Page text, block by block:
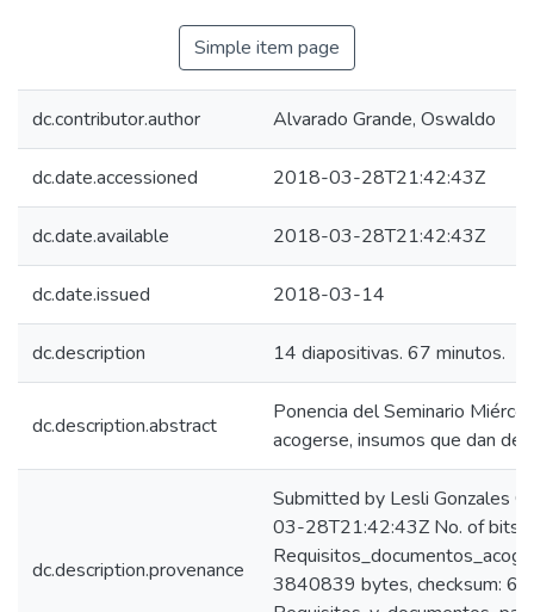
Simple item page
dc.contributor.author Alvarado Grande, Oswaldo
dc.date.accessioned 2018-03-28T21:42:43Z
dc.date.available 2018-03-28T21:42:43Z
dc.date.issued 2018-03-14
dc.description 14 diapositivas. 67 minutos.
dc.description.abstract
Ponencia del Seminario
acogerse, insumos que dan
dc.description.provenance
Submitted by Lesli Gonzales
03-28T21:42:43Z No. of
3840839 bytes, checksum: